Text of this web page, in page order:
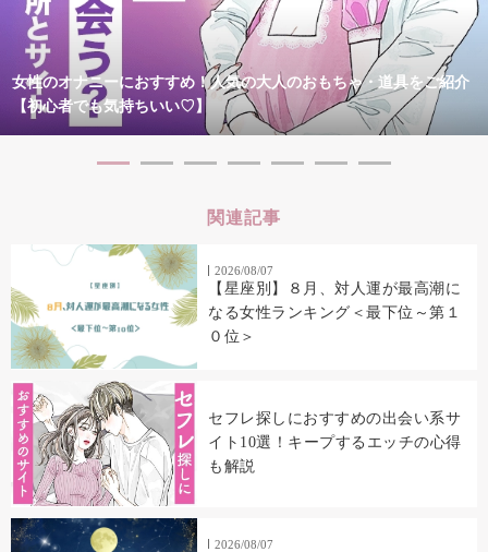
女性のオナニーにおすすめ！人気の大人のおもちゃ・道具をご紹介
【初心者でも気持ちいい♡】
関連記事
2026/08/07
【星座別】８月、対人運が最高潮に
なる女性ランキング＜最下位～第１
０位＞
セフレ探しにおすすめの出会い系サ
イト10選！キープするエッチの心得
も解説
2026/08/07